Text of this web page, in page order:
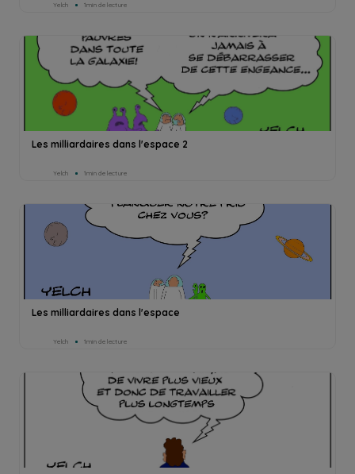
Yelch 1min de lecture
Les milliardaires dans l'espace 2
Yelch 1min de lecture
Les milliardaires dans l'espace
Yelch 1min de lecture